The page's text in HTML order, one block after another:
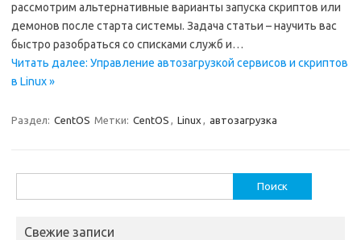
рассмотрим альтернативные варианты запуска скриптов или
демонов после старта системы. Задача статьи – научить вас
быстро разобраться со списками служб и…
Читать далее: Управление автозагрузкой сервисов и скриптов
в Linux »
Раздел: CentOS Метки: CentOS , Linux , автозагрузка
Свежие записи